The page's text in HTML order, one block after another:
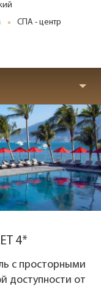
СПА - центр
4*
с просторными
доступности от